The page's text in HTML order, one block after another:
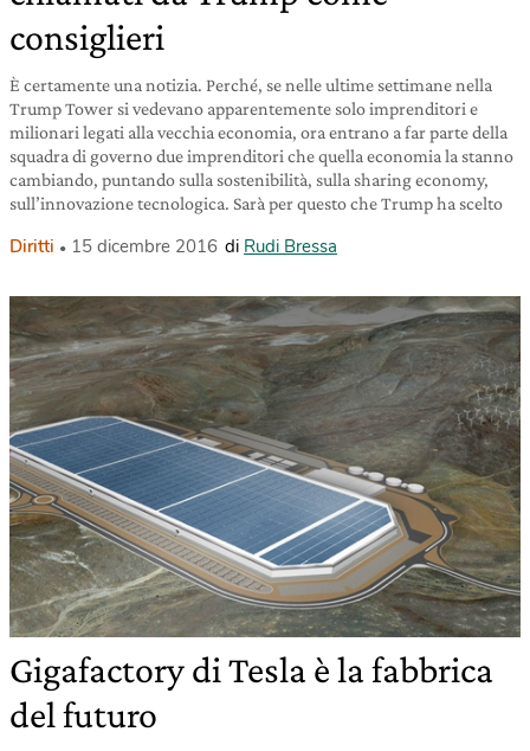
consiglieri
È certamente una notizia. Perché, se nelle ultime settimane nella
Trump Tower si vedevano apparentemente solo imprenditori e
milionari legati alla vecchia economia, ora entrano a far parte della
squadra di governo due imprenditori che quella economia la stanno
cambiando, puntando sulla sostenibilità, sulla sharing economy,
sull’innovazione tecnologica. Sarà per questo che Trump ha scelto
Diritti 15 dicembre 2016 di Rudi Bressa
Gigafactory di Tesla è la fabbrica
del futuro